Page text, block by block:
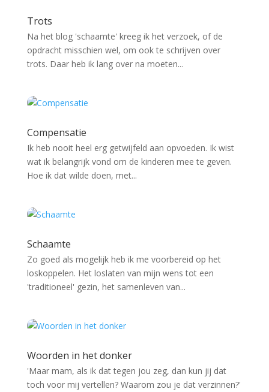
Trots
Na het blog 'schaamte' kreeg ik het verzoek, of de
opdracht misschien wel, om ook te schrijven over
trots. Daar heb ik lang over na moeten...
Compensatie
Ik heb nooit heel erg getwijfeld aan opvoeden. Ik wist
wat ik belangrijk vond om de kinderen mee te geven.
Hoe ik dat wilde doen, met...
Schaamte
Zo goed als mogelijk heb ik me voorbereid op het
loskoppelen. Het loslaten van mijn wens tot een
'traditioneel' gezin, het samenleven van...
Woorden in het donker
'Maar mam, als ik dat tegen jou zeg, dan kun jij dat
toch voor mij vertellen? Waarom zou je dat verzinnen?'